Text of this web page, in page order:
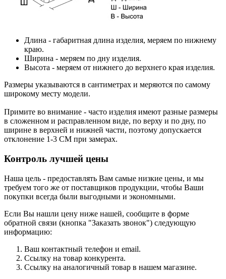
Длина - габаритная длина изделия, меряем по нижнему
краю.
Ширина - меряем по дну изделия.
Высота - меряем от нижнего до верхнего края изделия.
Размеры указываются в сантиметрах и меряются по самому
широкому месту модели.
Примите во внимание - часто изделия имеют разные размеры
в сложенном и расправленном виде, по верху и по дну, по
ширине в верхней и нижней части, поэтому допускается
отклонение 1-3 СМ при замерах.
Контроль лучшей цены
Наша цель - предоставлять Вам самые низкие цены, и мы
требуем того же от поставщиков продукции, чтобы Ваши
покупки всегда были выгодными и экономными.
Если Вы нашли цену ниже нашей, сообщите в форме
обратной связи (кнопка "Заказать звонок") следующую
информацию:
Ваш контактный телефон и email.
Ссылку на товар конкурента.
Ссылку на аналогичный товар в нашем магазине.